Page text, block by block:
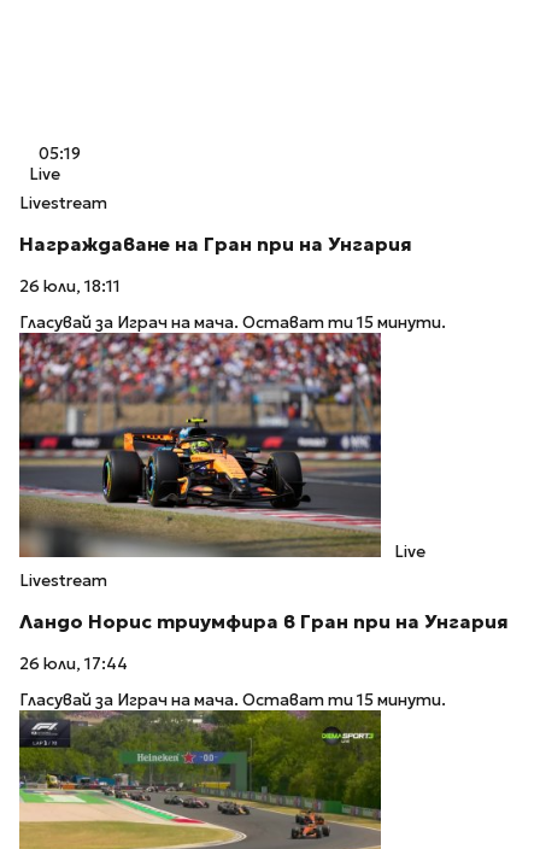
05:19
Live
Livestream
Награждаване на Гран при на Унгария
26 юли, 18:11
Гласувай за Играч на мача. Остават ти 15 минути.
Live
Livestream
Ландо Норис триумфира в Гран при на Унгария
26 юли, 17:44
Гласувай за Играч на мача. Остават ти 15 минути.